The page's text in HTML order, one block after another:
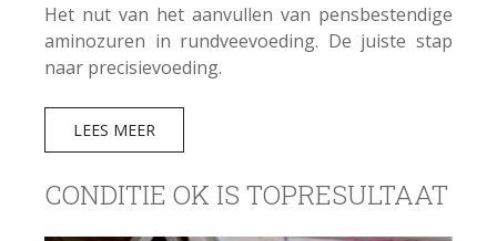
Het nut van het aanvullen van pensbestendige
aminozuren in rundveevoeding. De juiste stap
naar precisievoeding.
LEES MEER
CONDITIE OK IS TOPRESULTAAT